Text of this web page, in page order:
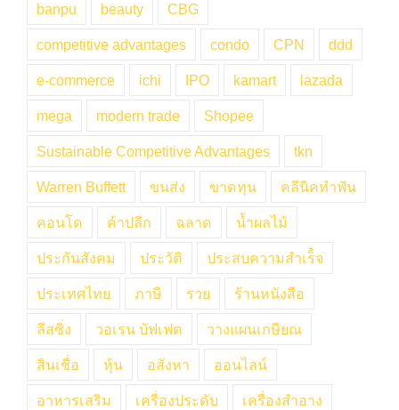
banpu beauty CBG
competitive advantages condo CPN ddd
e-commerce ichi IPO kamart lazada
mega modern trade Shopee
Sustainable Competitive Advantages tkn
Warren Buffett ขนส่ง ขาดทุน คลีนิคทำฟัน
คอนโด ค้าปลีก ฉลาด น้ำผลไม้
ประกันสังคม ประวัติ ประสบความสำเร็๋จ
ประเทศไทย ภาษี รวย ร้านหนังสือ
ลีสซิ่ง วอเรน บัฟเฟต วางแผนเกษียณ
สินเชื่อ หุ้น อสังหา ออนไลน์
อาหารเสริม เครื่องประดับ เครื่องสำอาง